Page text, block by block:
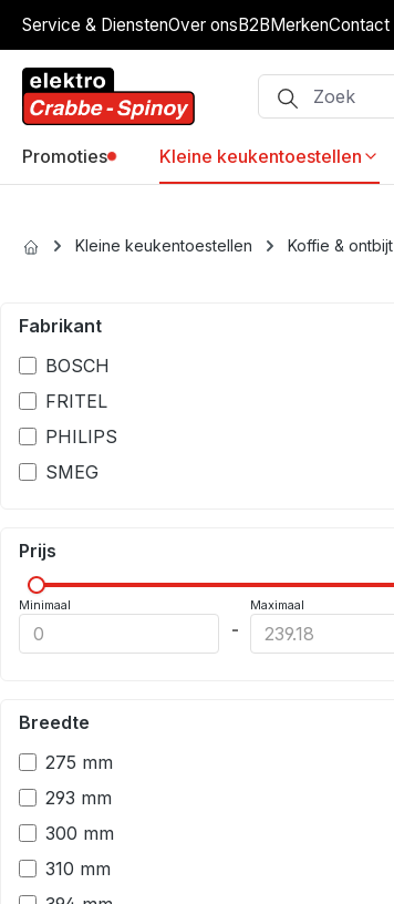
to main content
Skip to search
Skip to main navigation
Service & DienstenOver onsB2BMerkenContact
Promoties Kleine keukentoestellen
Kleine keukentoestellen Koffie & ontbijt
Fabrikant
BOSCH
FRITEL
PHILIPS
SMEG
Prijs
Minimaal
-
Maximaal
Breedte
275 mm
293 mm
300 mm
310 mm